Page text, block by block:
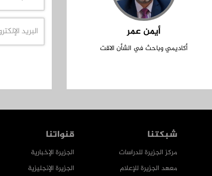
أيمن عمر
أكاديمي وباحث في الشأن الاقت
شبكتنا
مركز الجزيرة للدراسات
معهد الجزيرة للإعلام
قنواتنا
الجزيرة الإخبارية
الجزيرة الإنجليزية